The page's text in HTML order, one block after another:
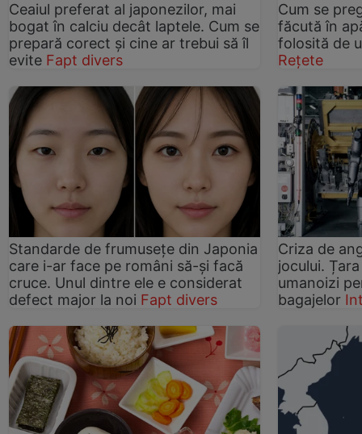
Ceaiul preferat al japonezilor, mai
bogat în calciu decât laptele. Cum se
prepară corect și cine ar trebui să îl
evite Fapt divers
Cum se
făcută în
folosită de
Rețete
Standarde de frumusețe din Japonia
care i-ar face pe români să-și facă
cruce. Unul dintre ele e considerat
defect major la noi Fapt divers
Criza de
jocului.
umanoizi
bagajelor